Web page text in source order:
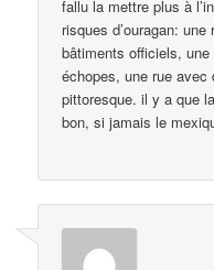
fallu la mettre plus à
risques d’ouragan:
bâtiments officiels,
échopes, une rue avec
pittoresque. il y a que
bon, si jamais le